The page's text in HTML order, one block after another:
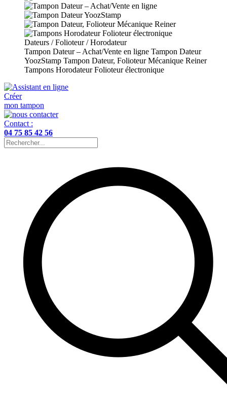
Dateurs / Folioteur / Horodateur
Tampon Dateur – Achat/Vente en ligne Tampon Dateur
YoozStamp Tampon Dateur, Folioteur Mécanique Reiner
Tampons Horodateur Folioteur électronique
Créer
mon tampon
Contact :
04 75 85 42 56